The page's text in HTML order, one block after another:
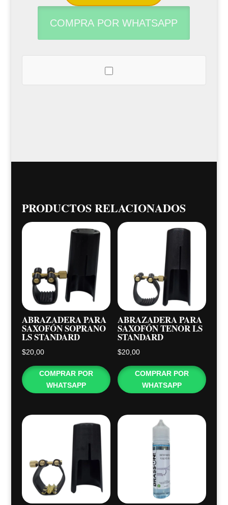
N°2
cantidad
COMPRA POR WHATSAPP
PRODUCTOS RELACIONADOS
ABRAZADERA PARA
SAXOFÓN SOPRANO
LS STANDARD
$20,00
COMPRAR POR
WHATSAPP
ABRAZADERA PARA
SAXOFÓN TENOR LS
STANDARD
$20,00
COMPRAR POR
WHATSAPP